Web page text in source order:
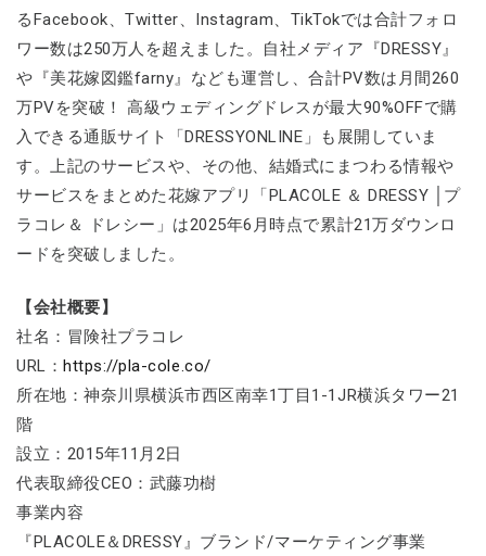
るFacebook、Twitter、Instagram、TikTokでは合計フォロ
ワー数は250万人を超えました。自社メディア『DRESSY』
や『美花嫁図鑑farny』なども運営し、合計PV数は月間260
万PVを突破！ 高級ウェディングドレスが最大90%OFFで購
入できる通販サイト「DRESSYONLINE」も展開していま
す。上記のサービスや、その他、結婚式にまつわる情報や
サービスをまとめた花嫁アプリ「PLACOLE ＆ DRESSY │プ
ラコレ＆ ドレシー」は2025年6月時点で累計21万ダウンロ
ードを突破しました。
【会社概要】
社名：冒険社プラコレ
URL： https://pla-cole.co/
所在地：神奈川県横浜市西区南幸1丁目1-1JR横浜タワー21
階
設立：2015年11月2日
代表取締役CEO：武藤功樹
事業内容
『PLACOLE＆DRESSY』ブランド/マーケティング事業